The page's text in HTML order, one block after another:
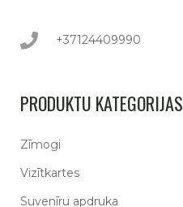
+37124409990
PRODUKTU KATEGORIJAS
Zīmogi
Vizītkartes
Suvenīru apdruka